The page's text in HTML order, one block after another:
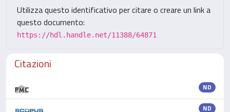
Utilizza questo identificativo per citare o creare un link a
questo documento:
https://hdl.handle.net/11388/64871
Citazioni
ND
ND